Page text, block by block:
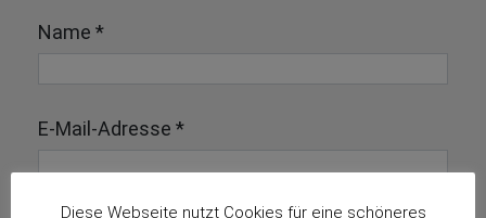
Name *
E-Mail-Adresse *
Diese Webseite nutzt Cookies für eine schöneres